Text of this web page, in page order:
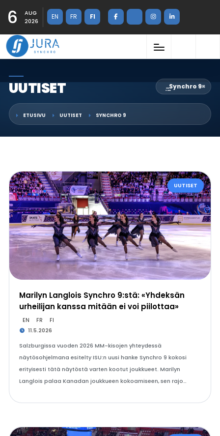
6
AUG
2026
EN FR FI
UUTISET Synchro 9×
ETUSIVU UUTISET SYNCHRO 9
UUTISET
Marilyn Langlois Synchro 9:stä: «Yhdeksän
urheilijan kanssa mitään ei voi piilottaa»
EN FR FI
11.5.2026
Salzburgissa vuoden 2026 MM-kisojen yhteydessä
näytösohjelmana esitelty ISU:n uusi hanke Synchro 9 kokosi
erityisesti tätä näytöstä varten kootut joukkueet. Marilyn
Langlois palaa Kanadan joukkueen kokoamiseen, sen rajo…